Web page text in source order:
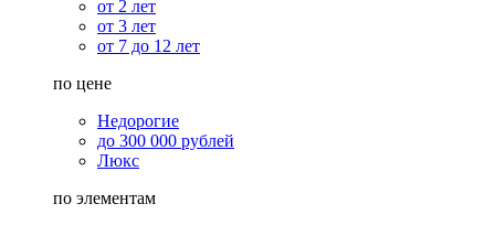
от 2 лет
от 3 лет
от 7 до 12 лет
по цене
Недорогие
до 300 000 рублей
Люкс
по элементам